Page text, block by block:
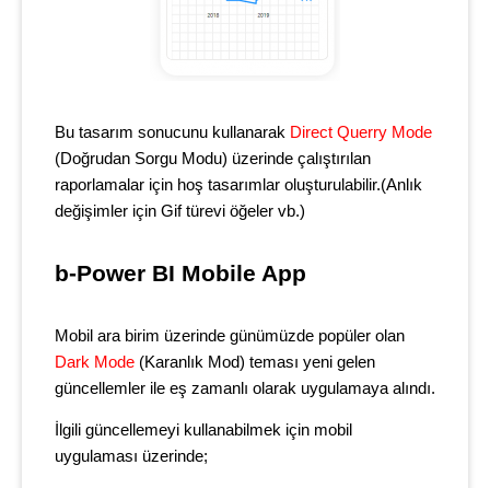
Bu tasarım sonucunu kullanarak Direct Querry Mode
(Doğrudan Sorgu Modu) üzerinde çalıştırılan
raporlamalar için hoş tasarımlar oluşturulabilir.(Anlık
değişimler için Gif türevi öğeler vb.)
b-Power BI Mobile App
Mobil ara birim üzerinde günümüzde popüler olan
Dark Mode (Karanlık Mod) teması yeni gelen
güncellemler ile eş zamanlı olarak uygulamaya alındı.
İlgili güncellemeyi kullanabilmek için mobil
uygulaması üzerinde;